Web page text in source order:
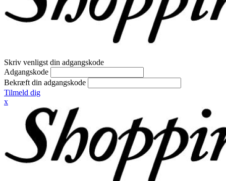
Skriv venligst din adgangskode
Adgangskode
Bekræft din adgangskode
Tilmeld dig
x